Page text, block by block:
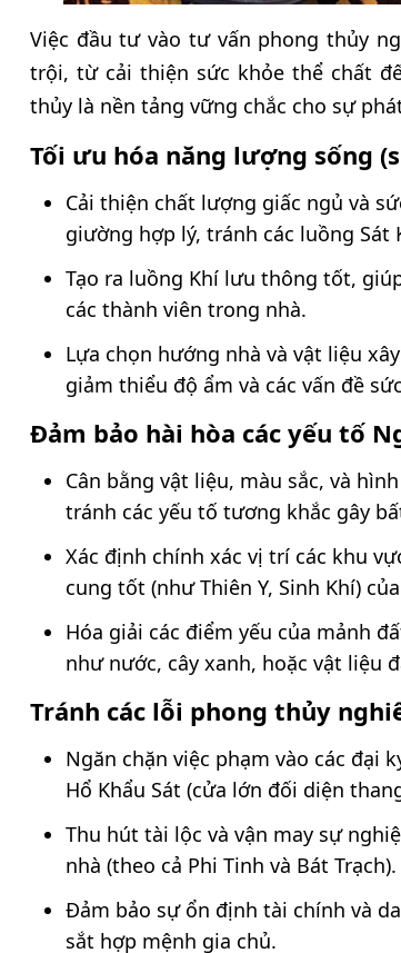
Việc đầu tư vào tư vấn phong thủy
trội, từ cải thiện sức khỏe thể chất
thủy là nền tảng vững chắc cho sự
Tối ưu hóa năng lượng sống
Cải thiện chất lượng giấc ngủ và
giường hợp lý, tránh các luồng Sát
Tạo ra luồng Khí lưu thông tốt,
các thành viên trong nhà.
Lựa chọn hướng nhà và vật liệu
giảm thiểu độ ẩm và các vấn đề
Đảm bảo hài hòa các yếu tố
Cân bằng vật liệu, màu sắc, và
tránh các yếu tố tương khắc gây
Xác định chính xác vị trí các khu
cung tốt (như Thiên Y, Sinh Khí)
Hóa giải các điểm yếu của mảnh
như nước, cây xanh, hoặc vật liệu
Tránh các lỗi phong thủy
Ngăn chặn việc phạm vào các đại
Hổ Khẩu Sát (cửa lớn đối diện
Thu hút tài lộc và vận may sự
nhà (theo cả Phi Tinh và Bát Trạch).
Đảm bảo sự ổn định tài chính và
sắt hợp mệnh gia chủ.